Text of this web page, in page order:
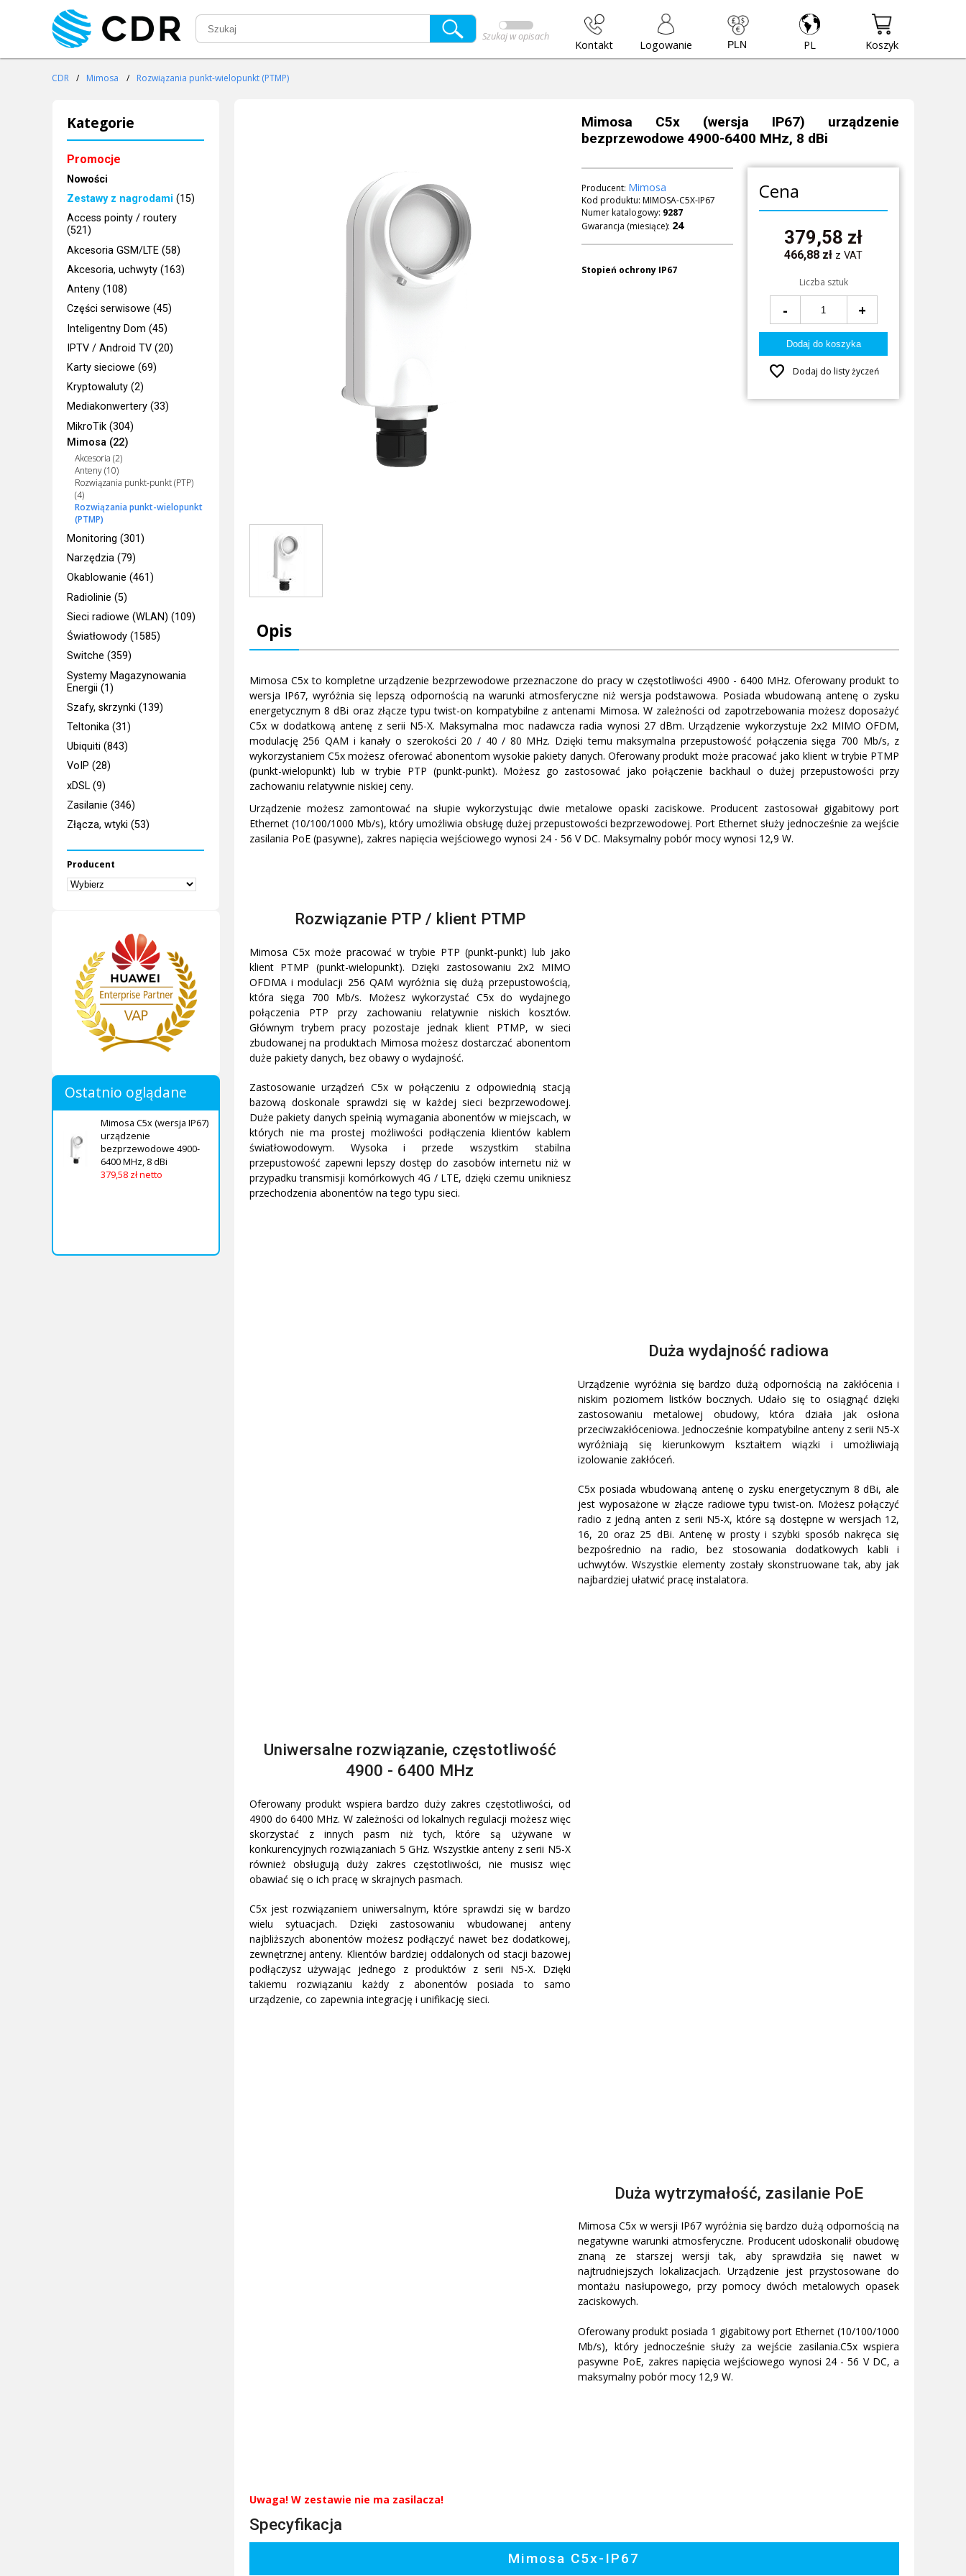
Szukaj w opisach
Kontakt Logowanie PL Koszyk
CDR / Mimosa / Rozwiązania punkt-wielopunkt (PTMP)
Kategorie
Promocje
Nowości
Zestawy z nagrodami (15)
Access pointy / routery
(521)
Akcesoria GSM/LTE (58)
Akcesoria, uchwyty (163)
Anteny (108)
Części serwisowe (45)
Inteligentny Dom (45)
IPTV / Android TV (20)
Karty sieciowe (69)
Kryptowaluty (2)
Mediakonwertery (33)
MikroTik (304)
Mimosa (22)
Akcesoria (2)
Anteny (10)
Rozwiązania punkt-punkt (PTP)
(4)
Rozwiązania punkt-wielopunkt
(PTMP)
Monitoring (301)
Narzędzia (79)
Okablowanie (461)
Radiolinie (5)
Sieci radiowe (WLAN) (109)
Światłowody (1585)
Switche (359)
Systemy Magazynowania
Energii (1)
Szafy, skrzynki (139)
Teltonika (31)
Ubiquiti (843)
VoIP (28)
xDSL (9)
Zasilanie (346)
Złącza, wtyki (53)
Producent
Ostatnio oglądane
Mimosa C5x (wersja IP67)
urządzenie
bezprzewodowe 4900-
6400 MHz, 8 dBi
379,58 zł netto
Mimosa C5x (wersja IP67) urządzenie
bezprzewodowe 4900-6400 MHz, 8 dBi
Producent: Mimosa
Kod produktu:MIMOSA-C5X-IP67
Numer katalogowy: 9287
Gwarancja (miesiące):
Stopień ochrony IP67
Cena
379,58 zł
466,88 zł z VAT
Liczba sztuk
- +
favorite Dodaj do listy życzeń
Opis
Mimosa C5x to kompletne urządzenie bezprzewodowe przeznaczone do pracy w częstotliwości 4900 - 6400 MHz. Oferowany produkt to
wersja IP67, wyróżnia się lepszą odpornością na warunki atmosferyczne niż wersja podstawowa. Posiada wbudowaną antenę o zysku
energetycznym 8 dBi oraz złącze typu twist-on kompatybilne z antenami Mimosa. W zależności od zapotrzebowania możesz doposażyć
C5x w dodatkową antenę z serii N5-X. Maksymalna moc nadawcza radia wynosi 27 dBm. Urządzenie wykorzystuje 2x2 MIMO OFDM,
modulację 256 QAM i kanały o szerokości 20 / 40 / 80 MHz. Dzięki temu maksymalna przepustowość połączenia sięga 700 Mb/s, z
wykorzystaniem C5x możesz oferować abonentom wysokie pakiety danych. Oferowany produkt może pracować jako klient w trybie PTMP
(punkt-wielopunkt) lub w trybie PTP (punkt-punkt). Możesz go zastosować jako połączenie backhaul o dużej przepustowości przy
zachowaniu relatywnie niskiej ceny.
Urządzenie możesz zamontować na słupie wykorzystując dwie metalowe opaski zaciskowe. Producent zastosował gigabitowy port
Ethernet (10/100/1000 Mb/s), który umożliwia obsługę dużej przepustowości bezprzewodowej. Port Ethernet służy jednocześnie za wejście
zasilania PoE (pasywne), zakres napięcia wejściowego wynosi 24 - 56 V DC. Maksymalny pobór mocy wynosi 12,9 W.
Rozwiązanie PTP / klient PTMP
Mimosa C5x może pracować w trybie PTP (punkt-punkt) lub jako
klient PTMP (punkt-wielopunkt). Dzięki zastosowaniu 2x2 MIMO
OFDMA i modulacji 256 QAM wyróżnia się dużą przepustowością,
która sięga 700 Mb/s. Możesz wykorzystać C5x do wydajnego
połączenia PTP przy zachowaniu relatywnie niskich kosztów.
Głównym trybem pracy pozostaje jednak klient PTMP, w sieci
zbudowanej na produktach Mimosa możesz dostarczać abonentom
duże pakiety danych, bez obawy o wydajność.
Zastosowanie urządzeń C5x w połączeniu z odpowiednią stacją
bazową doskonale sprawdzi się w każdej sieci bezprzewodowej.
Duże pakiety danych spełnią wymagania abonentów w miejscach, w
których nie ma prostej możliwości podłączenia klientów kablem
światłowodowym. Wysoka i przede wszystkim stabilna
przepustowość zapewni lepszy dostęp do zasobów internetu niż w
przypadku transmisji komórkowych 4G / LTE, dzięki czemu unikniesz
przechodzenia abonentów na tego typu sieci.
Duża wydajność radiowa
Urządzenie wyróżnia się bardzo dużą odpornością na zakłócenia i
niskim poziomem listków bocznych. Udało się to osiągnąć dzięki
zastosowaniu metalowej obudowy, która działa jak osłona
przeciwzakłóceniowa. Jednocześnie kompatybilne anteny z serii N5-X
wyróżniają się kierunkowym kształtem wiązki i umożliwiają
izolowanie zakłóceń.
C5x posiada wbudowaną antenę o zysku energetycznym 8 dBi, ale
jest wyposażone w złącze radiowe typu twist-on. Możesz połączyć
radio z jedną anten z serii N5-X, które są dostępne w wersjach 12,
16, 20 oraz 25 dBi. Antenę w prosty i szybki sposób nakręca się
bezpośrednio na radio, bez stosowania dodatkowych kabli i
uchwytów. Wszystkie elementy zostały skonstruowane tak, aby jak
najbardziej ułatwić pracę instalatora.
Uniwersalne rozwiązanie, częstotliwość
4900 - 6400 MHz
Oferowany produkt wspiera bardzo duży zakres częstotliwości, od
4900 do 6400 MHz. W zależności od lokalnych regulacji możesz więc
skorzystać z innych pasm niż tych, które są używane w
konkurencyjnych rozwiązaniach 5 GHz. Wszystkie anteny z serii N5-X
również obsługują duży zakres częstotliwości, nie musisz więc
obawiać się o ich pracę w skrajnych pasmach.
C5x jest rozwiązaniem uniwersalnym, które sprawdzi się w bardzo
wielu sytuacjach. Dzięki zastosowaniu wbudowanej anteny
najbliższych abonentów możesz podłączyć nawet bez dodatkowej,
zewnętrznej anteny. Klientów bardziej oddalonych od stacji bazowej
podłączysz używając jednego z produktów z serii N5-X. Dzięki
takiemu rozwiązaniu każdy z abonentów posiada to samo
urządzenie, co zapewnia integrację i unifikację sieci.
Duża wytrzymałość, zasilanie PoE
Mimosa C5x w wersji IP67 wyróżnia się bardzo dużą odpornością na
negatywne warunki atmosferyczne. Producent udoskonalił obudowę
znaną ze starszej wersji tak, aby sprawdziła się nawet w
najtrudniejszych lokalizacjach. Urządzenie jest przystosowane do
montażu nasłupowego, przy pomocy dwóch metalowych opasek
zaciskowych.
Oferowany produkt posiada 1 gigabitowy port Ethernet (10/100/1000
Mb/s), który jednocześnie służy za wejście zasilania.C5x wspiera
pasywne PoE, zakres napięcia wejściowego wynosi 24 - 56 V DC, a
maksymalny pobór mocy 12,9 W.
Uwaga! W zestawie nie ma zasilacza!
Specyfikacja
Mimosa C5x-IP67